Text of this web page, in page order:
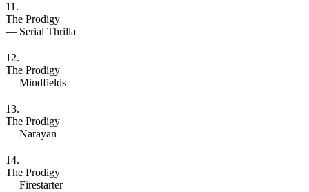
11.
The Prodigy
— Serial Thrilla
12.
The Prodigy
— Mindfields
13.
The Prodigy
— Narayan
14.
The Prodigy
— Firestarter